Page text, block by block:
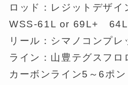
ロッド：レジットデザイ
WSS-61L or 69L+
リール：シマノコンプ
ライン：山豊テグスフロ
カーボンライン5～6ポン